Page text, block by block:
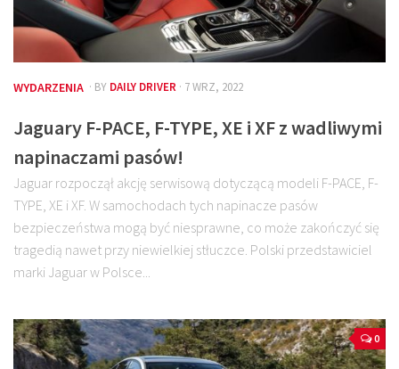
Galerie
WYDARZENIA · BY DAILY DRIVER · 7 WRZ, 2022
Jaguary F-PACE, F-TYPE, XE i XF z wadliwymi
napinaczami pasów!
Jaguar rozpoczął akcję serwisową dotyczącą modeli F-PACE, F-
TYPE, XE i XF. W samochodach tych napinacze pasów
bezpieczeństwa mogą być niesprawne, co może zakończyć się
tragedią nawet przy niewielkiej stłuczce. Polski przedstawiciel
marki Jaguar w Polsce...
0